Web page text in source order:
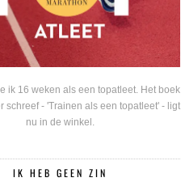
ik 16 weken als een topatleet. Het boek
schreef - 'Trainen als een topatleet' - ligt
nu in de winkel.
IK HEB GEEN ZIN